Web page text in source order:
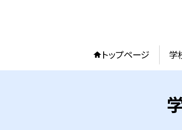
トップページ 学